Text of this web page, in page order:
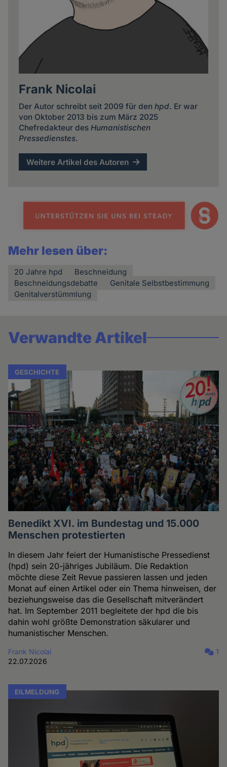
Frank Nicolai
Der Autor schreibt seit 2009 für den hpd. Er war
von Oktober 2013 bis zum März 2025
Chefredakteur des Humanistischen
Pressedienstes.
Weitere Artikel des Autoren
Mehr lesen über:
20 Jahre hpd
Beschneidung
Beschneidungsdebatte
Genitale Selbstbestimmung
Genitalverstümmlung
Verwandte Artikel
GESCHICHTE
Benedikt XVI. im Bundestag und 15.000
Menschen protestierten
In diesem Jahr feiert der Humanistische Pressedienst
(hpd) sein 20-jähriges Jubiläum. Die Redaktion
möchte diese Zeit Revue passieren lassen und jeden
Monat auf einen Artikel oder ein Thema hinweisen, der
beziehungsweise das die Gesellschaft mitverändert
hat. Im September 2011 begleitete der hpd die bis
dahin wohl größte Demonstration säkularer und
humanistischer Menschen.
Frank Nicolai
22.07.2026
1
EILMELDUNG